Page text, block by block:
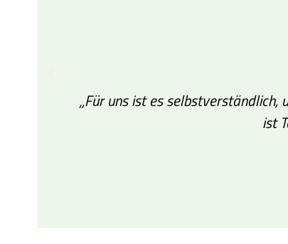
„Für uns ist es selbstverständlich,
ist